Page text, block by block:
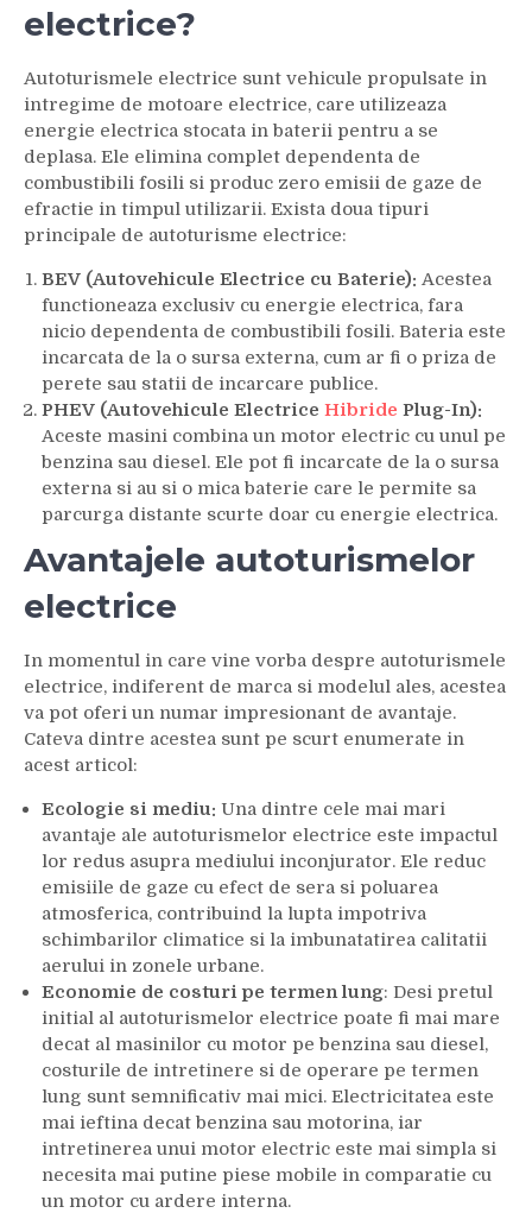
electrice?
Autoturismele electrice sunt vehicule propulsate in
intregime de motoare electrice, care utilizeaza
energie electrica stocata in baterii pentru a se
deplasa. Ele elimina complet dependenta de
combustibili fosili si produc zero emisii de gaze de
efractie in timpul utilizarii. Exista doua tipuri
principale de autoturisme electrice:
BEV (Autovehicule Electrice cu Baterie): Acestea
functioneaza exclusiv cu energie electrica, fara
nicio dependenta de combustibili fosili. Bateria este
incarcata de la o sursa externa, cum ar fi o priza de
perete sau statii de incarcare publice.
PHEV (Autovehicule Electrice Hibride Plug-In):
Aceste masini combina un motor electric cu unul pe
benzina sau diesel. Ele pot fi incarcate de la o sursa
externa si au si o mica baterie care le permite sa
parcurga distante scurte doar cu energie electrica.
Avantajele autoturismelor
electrice
In momentul in care vine vorba despre autoturismele
electrice, indiferent de marca si modelul ales, acestea
va pot oferi un numar impresionant de avantaje.
Cateva dintre acestea sunt pe scurt enumerate in
acest articol:
Ecologie si mediu: Una dintre cele mai mari
avantaje ale autoturismelor electrice este impactul
lor redus asupra mediului inconjurator. Ele reduc
emisiile de gaze cu efect de sera si poluarea
atmosferica, contribuind la lupta impotriva
schimbarilor climatice si la imbunatatirea calitatii
aerului in zonele urbane.
Economie de costuri pe termen lung: Desi pretul
initial al autoturismelor electrice poate fi mai mare
decat al masinilor cu motor pe benzina sau diesel,
costurile de intretinere si de operare pe termen
lung sunt semnificativ mai mici. Electricitatea este
mai ieftina decat benzina sau motorina, iar
intretinerea unui motor electric este mai simpla si
necesita mai putine piese mobile in comparatie cu
un motor cu ardere interna.